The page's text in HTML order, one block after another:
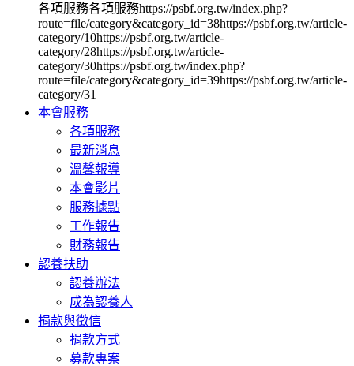
各項服務各項服務https://psbf.org.tw/index.php?
route=file/category&category_id=38https://psbf.org.tw/article-
category/10https://psbf.org.tw/article-
category/28https://psbf.org.tw/article-
category/30https://psbf.org.tw/index.php?
route=file/category&category_id=39https://psbf.org.tw/article-
category/31
本會服務
各項服務
最新消息
溫馨報導
本會影片
服務據點
工作報告
財務報告
認養扶助
認養辦法
成為認養人
捐款與徵信
捐款方式
募款專案